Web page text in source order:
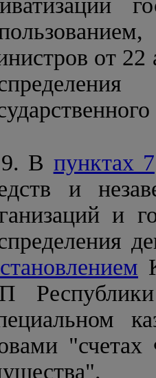
от 22
9. В пунктах 7
и
и
"счетах